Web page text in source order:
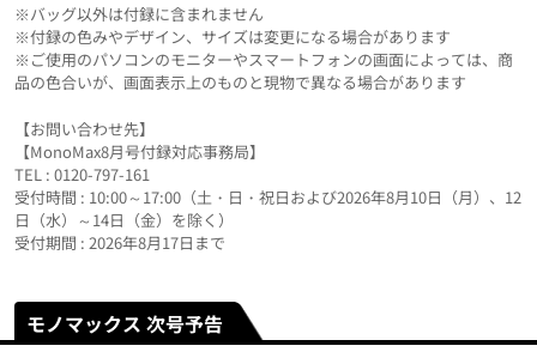
※バッグ以外は付録に含まれません
※付録の色みやデザイン、サイズは変更になる場合があります
※ご使用のパソコンのモニターやスマートフォンの画面によっては、商
品の色合いが、画面表示上のものと現物で異なる場合があります
【お問い合わせ先】
【MonoMax8月号付録対応事務局】
TEL : 0120-797-161
受付時間 : 10:00～17:00（土・日・祝日および2026年8月10日（月）、12
日（水）～14日（金）を除く）
受付期間 : 2026年8月17日まで
モノマックス 次号予告